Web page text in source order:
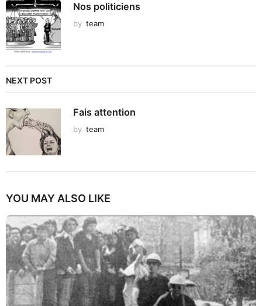
Nos politiciens
by team
NEXT POST
Fais attention
by team
YOU MAY ALSO LIKE